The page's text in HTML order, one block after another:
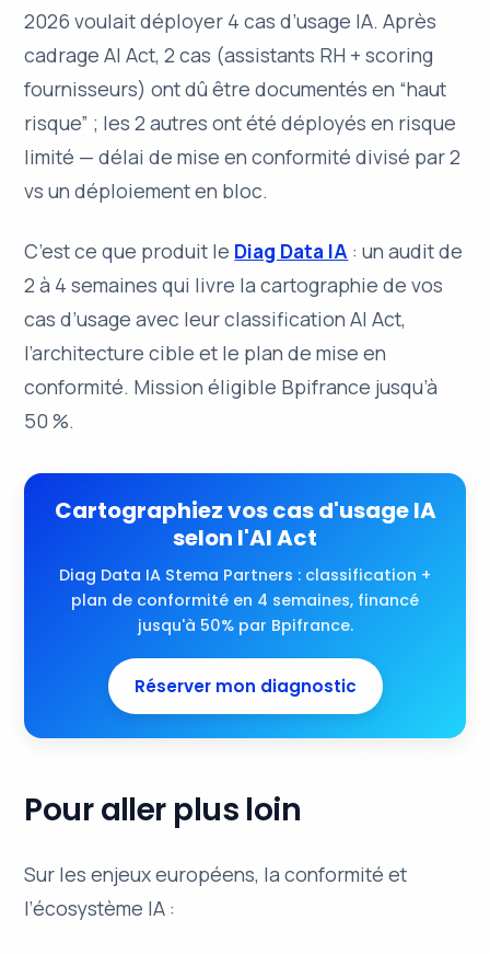
2026 voulait déployer 4 cas d’usage IA. Après
cadrage AI Act, 2 cas (assistants RH + scoring
fournisseurs) ont dû être documentés en “haut
risque” ; les 2 autres ont été déployés en risque
limité — délai de mise en conformité divisé par 2
vs un déploiement en bloc.
C’est ce que produit le Diag Data IA : un audit de
2 à 4 semaines qui livre la cartographie de vos
cas d’usage avec leur classification AI Act,
l’architecture cible et le plan de mise en
conformité. Mission éligible Bpifrance jusqu’à
50 %.
Cartographiez vos cas d'usage IA
selon l'AI Act
Diag Data IA Stema Partners : classification +
plan de conformité en 4 semaines, financé
jusqu'à 50% par Bpifrance.
Réserver mon diagnostic
Pour aller plus loin
Sur les enjeux européens, la conformité et
l’écosystème IA :